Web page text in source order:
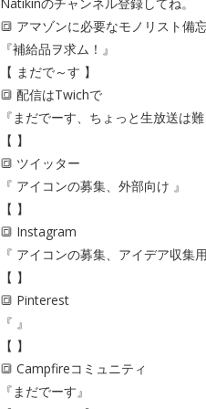
🔳 アマゾンに必要なモノリスト備
『補給品ヲ求ム！』
【 まだで～す 】
🔳 配信はTwichで
『まだでーす、ちょっと生放送は難
【 】
🔳 ツイッター
『 アイコンの募集、外部向け 』
【 】
🔳 Instagram
『 アイコンの募集、アイデア収集用
【 】
🔳 Pinterest
『 』
【 】
🔳 Campfireコミュニティ
『まだでーす』